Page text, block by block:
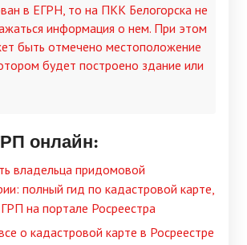
в ЕГРН, то на ПКК Белогорска не
информация о нем. При этом
быть отмечено местоположение
будет построено здание или
онлайн:
владельца придомовой
полный гид по кадастровой карте,
на портале Росреестра
о кадастровой карте в Росреестре